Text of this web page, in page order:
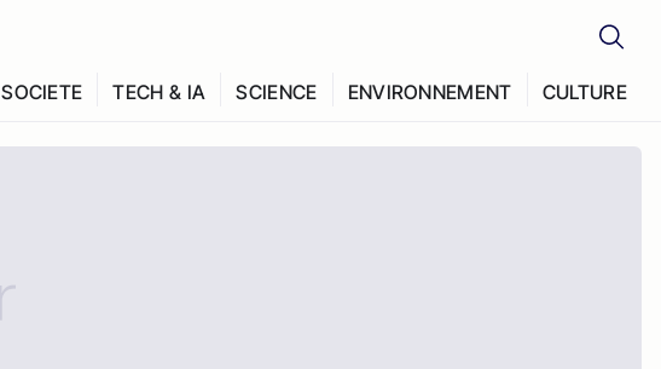
SOCIETE TECH & IA SCIENCE ENVIRONNEMENT CULTURE